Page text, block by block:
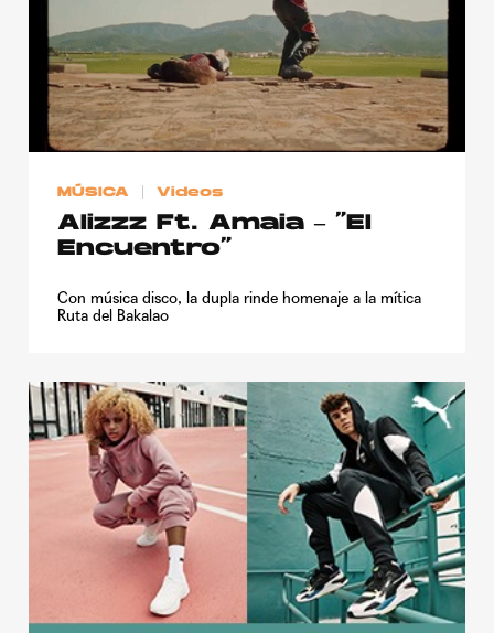
MÚSICA Videos
Alizzz Ft. Amaia – “El
Encuentro”
Con música disco, la dupla rinde homenaje a la mítica
Ruta del Bakalao